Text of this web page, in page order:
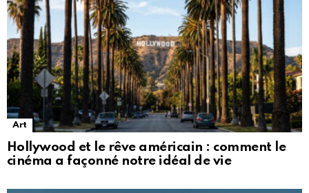
Art
Hollywood et le rêve américain : comment le
cinéma a façonné notre idéal de vie